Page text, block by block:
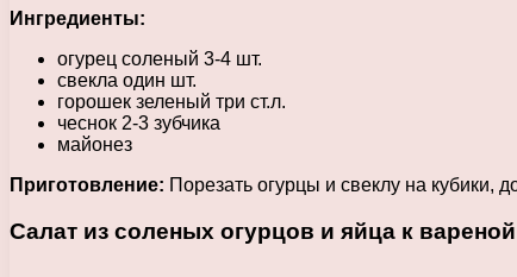
Ингредиенты:
огурец соленый 3-4 шт.
свекла один шт.
горошек зеленый три ст.л.
чеснок 2-3 зубчика
майонез
Приготовление: Порезать огурцы и свеклу на кубики,
Салат из соленых огурцов и яйца к